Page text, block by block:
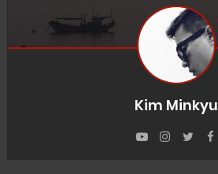
Kim Minkyu